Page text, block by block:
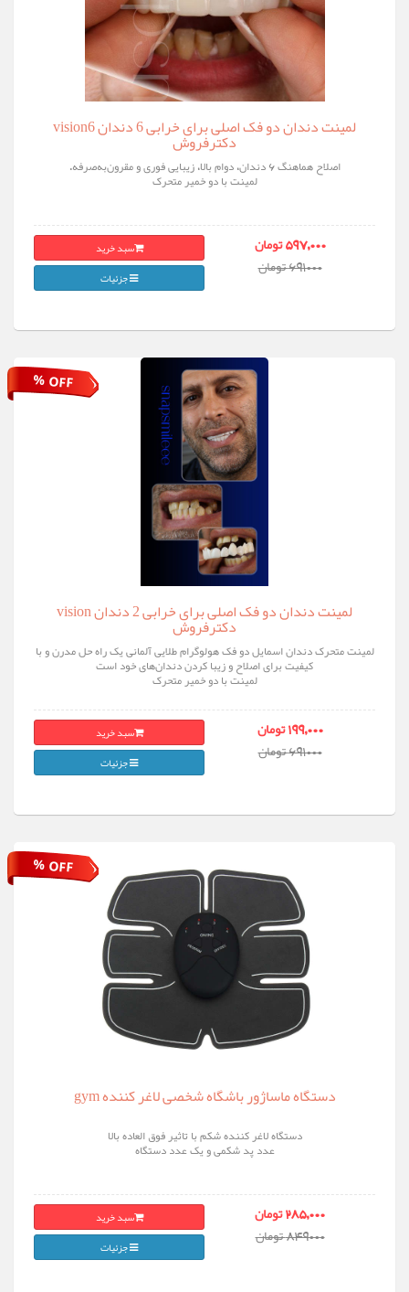
لمینت دندان دو فک اصلی برای خرابی 6 دندان vision6
دکترفروش
اصلاح هماهنگ ۶ دندان، دوام بالا، زیبایی فوری و مقرون‌به‌صرفه.
لمینت با دو خمیر متحرک
597,000 تومان
691000 تومان
سبد خرید
جزئیات
% OFF
لمینت دندان دو فک اصلی برای خرابی 2 دندان vision
دکترفروش
لمینت متحرک دندان اسمایل دو فک هولوگرام طلایی آلمانی یک راه حل مدرن و با
کیفیت برای اصلاح و زیبا کردن دندان‌های خود است
لمینت با دو خمیر متحرک
199,000 تومان
691000 تومان
سبد خرید
جزئیات
% OFF
دستگاه ماساژور باشگاه شخصی لاغر کننده gym
دستگاه لاغر کننده شکم با تاثیر فوق العاده بالا
عدد پد شکمی و یک عدد دستگاه
285,000 تومان
849000 تومان
سبد خرید
جزئیات